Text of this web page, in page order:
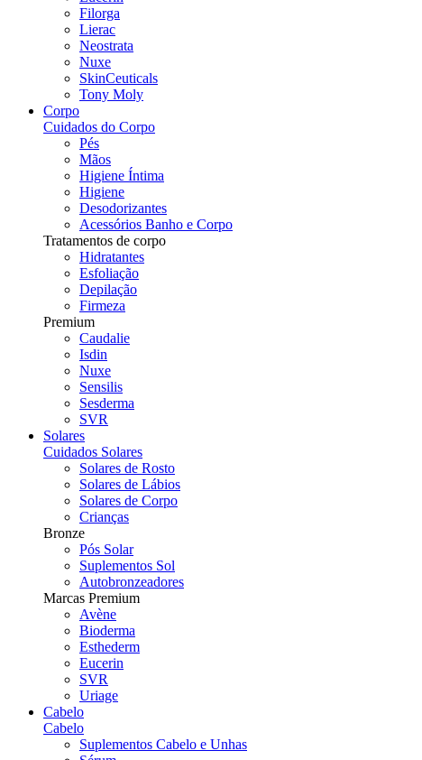
Filorga
Lierac
Neostrata
Nuxe
SkinCeuticals
Tony Moly
Corpo
Cuidados do Corpo
Pés
Mãos
Higiene Íntima
Higiene
Desodorizantes
Acessórios Banho e Corpo
Tratamentos de corpo
Hidratantes
Esfoliação
Depilação
Firmeza
Premium
Caudalie
Isdin
Nuxe
Sensilis
Sesderma
SVR
Solares
Cuidados Solares
Solares de Rosto
Solares de Lábios
Solares de Corpo
Crianças
Bronze
Pós Solar
Suplementos Sol
Autobronzeadores
Marcas Premium
Avène
Bioderma
Esthederm
Eucerin
SVR
Uriage
Cabelo
Cabelo
Suplementos Cabelo e Unhas